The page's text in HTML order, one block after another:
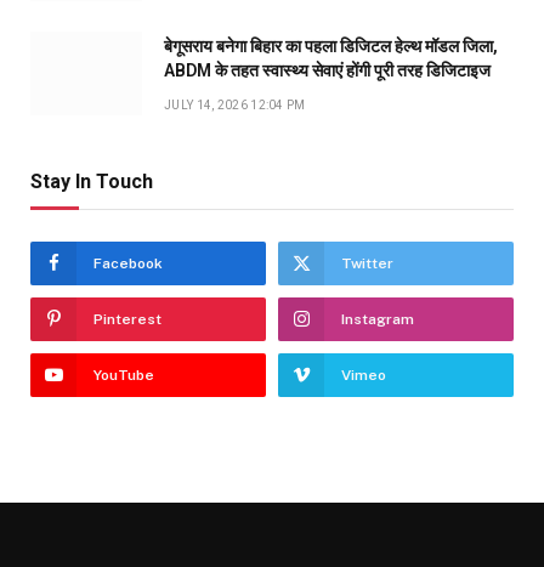
बेगूसराय बनेगा बिहार का पहला डिजिटल हेल्थ मॉडल जिला,
ABDM के तहत स्वास्थ्य सेवाएं होंगी पूरी तरह डिजिटाइज
JULY 14, 2026 12:04 PM
Stay In Touch
Facebook Twitter
Pinterest Instagram
YouTube Vimeo